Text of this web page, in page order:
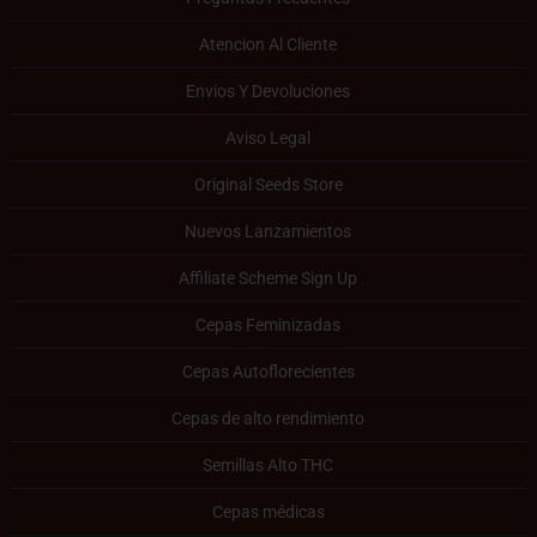
Atencion Al Cliente
Envios Y Devoluciones
Aviso Legal
Original Seeds Store
Nuevos Lanzamientos
Affiliate Scheme Sign Up
Cepas Feminizadas
Cepas Autoflorecientes
Cepas de alto rendimiento
Semillas Alto THC
Cepas médicas